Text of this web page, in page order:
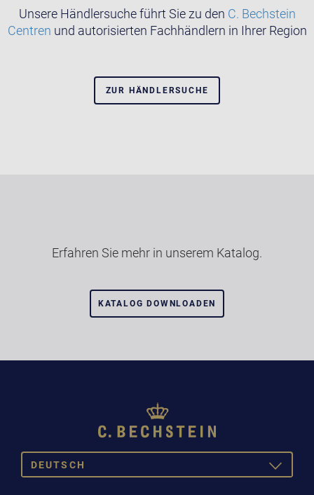
Unsere Händlersuche führt Sie zu den C. Bechstein
Centren und autorisierten Fachhändlern in Ihrer Region
ZUR HÄNDLERSUCHE
Erfahren Sie mehr in unserem Katalog.
KATALOG DOWNLOADEN
DEUTSCH
TOGGLE